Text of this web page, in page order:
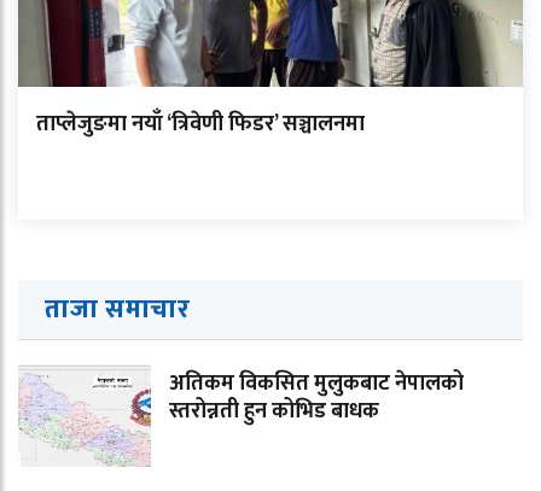
ताप्लेजुङमा नयाँ ‘त्रिवेणी फिडर’ सञ्चालनमा
ताजा समाचार
अतिकम विकसित मुलुकबाट नेपालको
स्तरोन्नती हुन कोभिड बाधक